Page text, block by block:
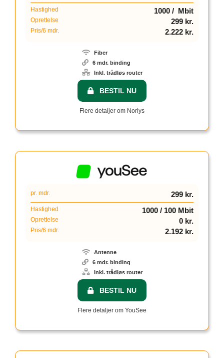
Hastighed 1000 / Mbit
Oprettelse 299 kr.
Pris/6 mdr. 2.222 kr.
Fiber
6 mdr. binding
Inkl. trådløs router
BESTIL NU
Flere detaljer om Norlys
pr. mdr. 299 kr.
Hastighed 1000 / 100 Mbit
Oprettelse 0 kr.
Pris/6 mdr. 2.192 kr.
Antenne
6 mdr. binding
Inkl. trådløs router
BESTIL NU
Flere detaljer om YouSee